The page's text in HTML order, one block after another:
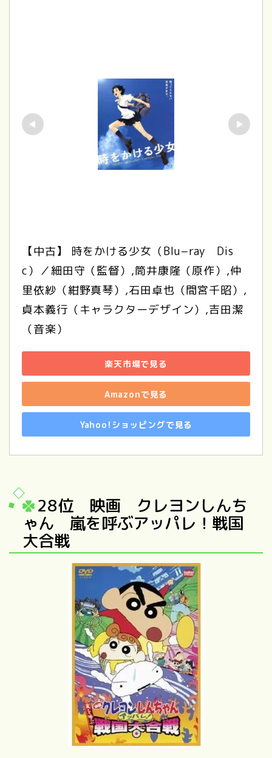
【中古】 時をかける少女（Blu−ray　Dis
c）／細田守（監督）,筒井康隆（原作）,仲
里依紗（紺野真琴）,石田卓也（間宮千昭）,
貞本義行（キャラクターデザイン）,吉田潔
（音楽）
楽天市場で見る
Amazonで見る
Yahoo!ショッピングで見る
28位 映画 クレヨンしんち
ゃん 嵐を呼ぶアッパレ！戦国
大合戦